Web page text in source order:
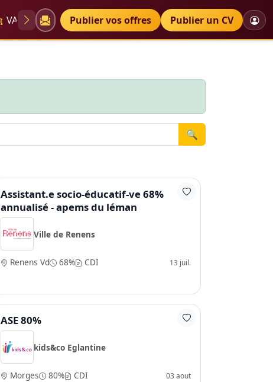
VAE Diplômes Petites annonces
Publier vos offres Publier un CV
🔍
Assistant.e socio-éducatif-ve 68%
annualisé - apems du léman
Ville de Renens
Renens Vd 68% CDI 13 juil.
ASE 80%
kids&co Eglantine
Morges 80% CDI 03 aout